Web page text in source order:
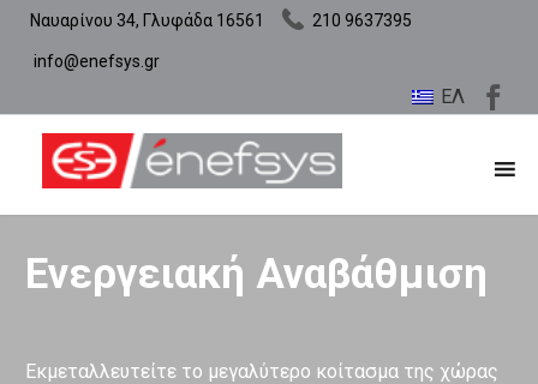
Ναυαρίνου 34, Γλυφάδα 16561 210 9637395
info@enefsys.gr
ΕΛ
Ενεργειακή Αναβάθμιση
Εκμεταλλευτείτε το μεγαλύτερο κοίτασμα της χώρας